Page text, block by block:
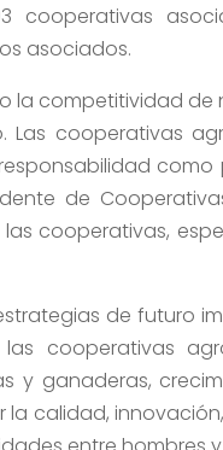
cooperativas
asociados.
la competitividad
Las cooperativas
de
cooperativas,
de futuro
cooperativas
y ganaderas,
calidad,